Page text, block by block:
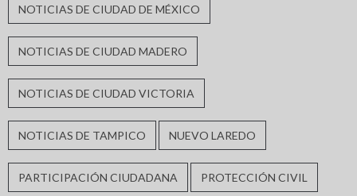
NOTICIAS DE CIUDAD DE MÉXICO
NOTICIAS DE CIUDAD MADERO
NOTICIAS DE CIUDAD VICTORIA
NOTICIAS DE TAMPICO NUEVO LAREDO
PARTICIPACIÓN CIUDADANA PROTECCIÓN CIVIL